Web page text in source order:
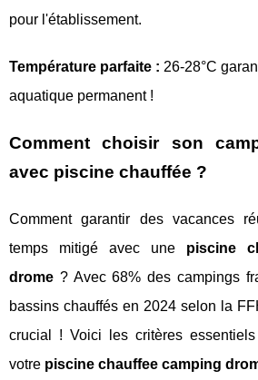
pour l'établissement.
Température parfaite : 26-28°C
aquatique permanent !
Comment choisir son
avec piscine chauffée ?
Comment garantir des vacances
temps mitigé avec une piscine
drome ? Avec 68% des campings
bassins chauffés en 2024 selon la
crucial ! Voici les critères
votre piscine chauffee camping